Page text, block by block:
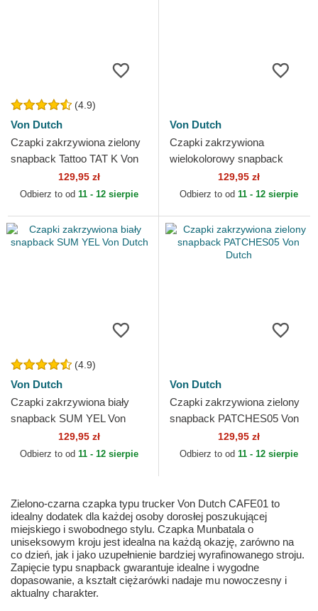
(4.9)
Von Dutch
Czapki zakrzywiona zielony
snapback Tattoo TAT K Von
129,95 zł
Odbierz to od 11 - 12 sierpie
Von Dutch
Czapki zakrzywiona
wielokolorowy snapback
CREW24 Von Dutch
129,95 zł
Odbierz to od 11 - 12 sierpie
(4.9)
Von Dutch
Czapki zakrzywiona biały
snapback SUM YEL Von
129,95 zł
Odbierz to od 11 - 12 sierpie
Von Dutch
Czapki zakrzywiona zielony
snapback PATCHES05 Von
129,95 zł
Odbierz to od 11 - 12 sierpie
Zielono-czarna czapka typu trucker Von Dutch CAFE01 to
idealny dodatek dla każdej osoby dorosłej poszukującej
miejskiego i swobodnego stylu. Czapka Munbatala o
uniseksowym kroju jest idealna na każdą okazję, zarówno na
co dzień, jak i jako uzupełnienie bardziej wyrafinowanego stroju.
Zapięcie typu snapback gwarantuje idealne i wygodne
dopasowanie, a kształt ciężarówki nadaje mu nowoczesny i
aktualny charakter.